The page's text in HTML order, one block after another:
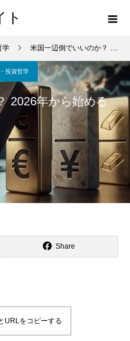
ト
学 米国一辺倒でいいのか？ 2026年から始める「脱・ドル依存」
投資哲学
2026年から始める
Share
URLをコピーする